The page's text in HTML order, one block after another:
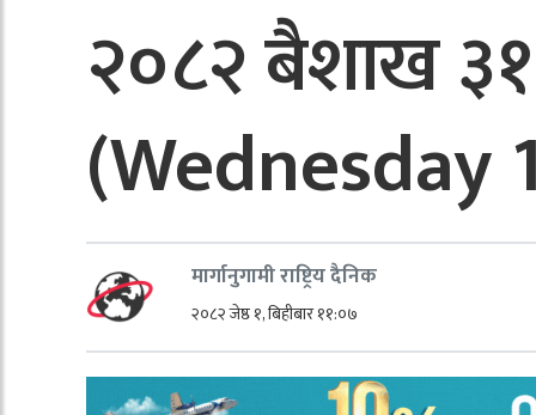
२०८२ बैशाख
(Wednesday
मार्गानुगामी राष्ट्रिय दैनिक
२०८२ जेष्ठ १, बिहीबार ११:०७